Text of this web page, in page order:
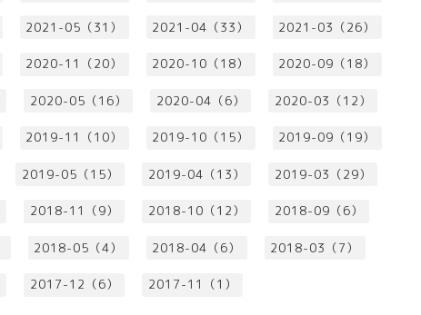
2021-05（31） 2021-04（33） 2021-03（26）
2020-11（20） 2020-10（18） 2020-09（18）
2020-05（16） 2020-04（6） 2020-03（12）
2019-11（10） 2019-10（15） 2019-09（19）
2019-05（15） 2019-04（13） 2019-03（29）
2018-11（9） 2018-10（12） 2018-09（6）
2018-05（4） 2018-04（6） 2018-03（7）
2017-12（6） 2017-11（1）